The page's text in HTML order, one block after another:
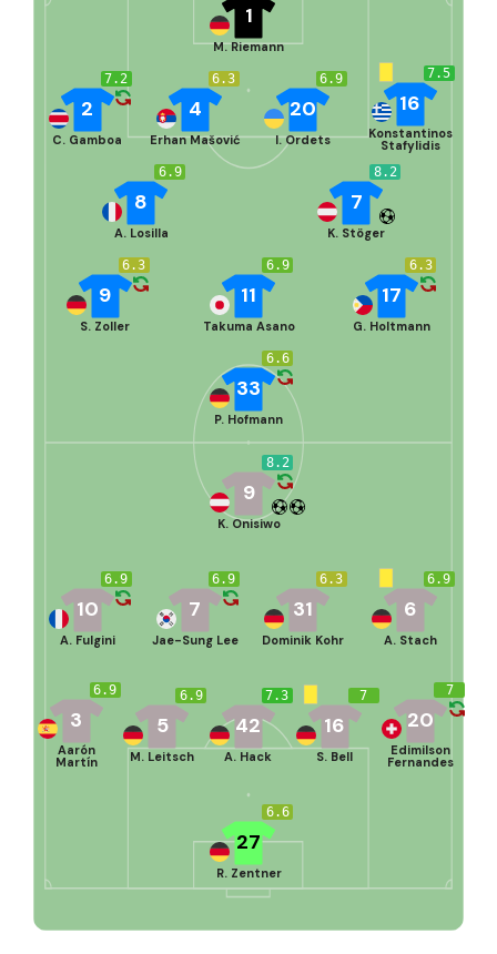
1
M. Riemann
7.5
16
Konstantinos
Stafylidis
6.9
20
I. Ordets
6.3
4
Erhan Mašović
7.2
2
C. Gamboa
8.2
7
K. Stöger
6.9
8
A. Losilla
6.3
17
G. Holtmann
6.9
11
Takuma Asano
6.3
9
S. Zoller
6.6
33
P. Hofmann
6.6
27
R. Zentner
6.9
3
Aarón
Martín
6.9
5
M. Leitsch
7.3
42
A. Hack
7
16
S. Bell
7
20
Edimilson
Fernandes
6.9
10
A. Fulgini
6.9
7
Jae-Sung Lee
6.3
31
Dominik Kohr
6.9
6
A. Stach
8.2
9
K. Onisiwo